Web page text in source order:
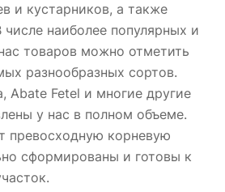
и кустарников, а также
наиболее популярных и
товаров можно отметить
разнообразных сортов.
Abate Fetel и многие другие
у нас в полном объеме.
превосходную корневую
сформированы и готовы к